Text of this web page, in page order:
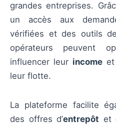
grandes entreprises.
un accès aux
vérifiées et des outils
opérateurs peuvent
influencer leur incomeet
leur flotte.
La plateforme facilite
des offres d’entrepôt et